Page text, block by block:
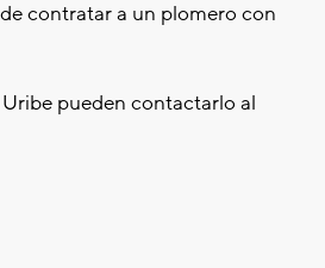
contratar a un plomero con
pueden contactarlo al